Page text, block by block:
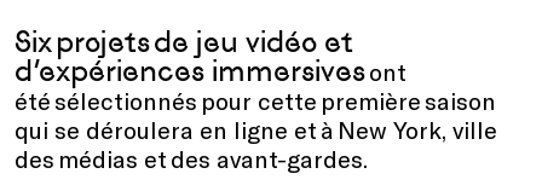
Six projets de jeu vidéo et
d’expériences immersivesont
été sélectionnés pour cette première saison
qui se déroulera en ligne et à New York, ville
des médias et des avant-gardes.